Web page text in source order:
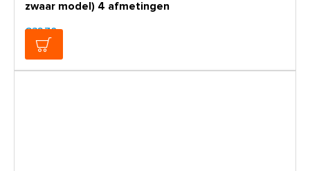
zwaar model) 4 afmetingen
€32,70